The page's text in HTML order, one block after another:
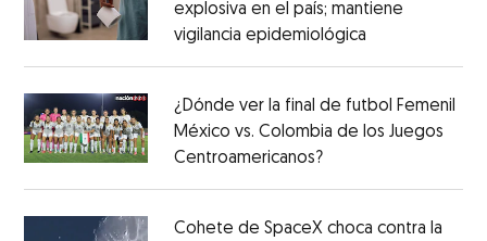
explosiva en el país; mantiene
vigilancia epidemiológica
¿Dónde ver la final de futbol Femenil
México vs. Colombia de los Juegos
Centroamericanos?Opens in new
Cohete de SpaceX choca contra la